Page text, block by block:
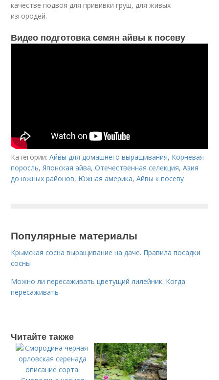
качестве подвоя для прививки груш, для живых
изгородей.
Видео подготовка семян айвы к посеву
Категории:Айвы для домашнего выращивания, Корневая
поросль,Японская айва,Отечественная селекция,Азия
до южных районов, Южная америка,Айвы к посеву
Популярные материалы
Крымская сосна выращивание на даче. Правила посадки
сосны
Можно ли пересаживать цветущий лилейник. Когда
пересаживать
Читайте также